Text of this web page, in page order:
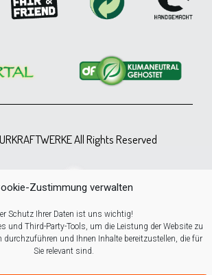
Zustimmung verwalten
Schutz Ihrer Daten ist uns wichtig!
und Third-Party-Tools, um die Leistung der Website zu
durchzuführen und Ihnen Inhalte bereitzustellen, die für
Sie relevant sind.
All Rights Reserved